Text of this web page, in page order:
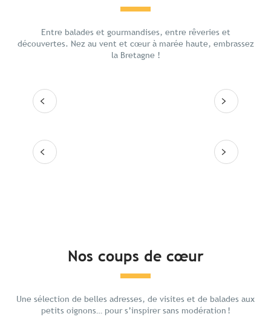
Entre balades et gourmandises, entre rêveries et
découvertes. Nez au vent et cœur à marée haute, embrassez
la Bretagne !
Lire la suite
Lire la suite
Les 10 destinations
Itinéraires
Lire la suite
ouest
Nos coups de cœur
Une sélection de belles adresses, de visites et de balades aux
petits oignons… pour s’inspirer sans modération !